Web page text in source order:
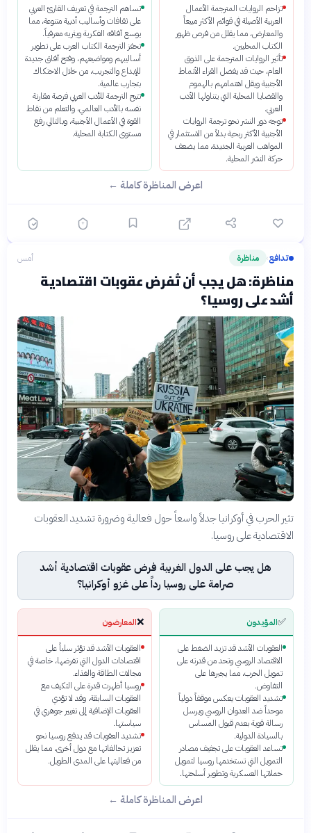
تزاحم الروايات المترجمة الأعمال
العربية الأصيلة في قوائم الأكثر مبيعاً
والمعارض، مما يقلل من فرص ظهور
الكتاب المحليين.
تأثير الروايات المترجمة على الذوق
العام، حيث قد يفضل القراء الأنماط
الأجنبية ويقل اهتمامهم بالهموم
والقضايا المحلية التي يتناولها الأدب
العربي.
توجه دور النشر نحو ترجمة الروايات
الأجنبية الأكثر ربحية بدلاً من الاستثمار في
المواهب العربية الجديدة، مما يضعف
حركة النشر المحلية.
تساهم الترجمة في تعريف القارئ العربي
على ثقافات وأساليب أدبية متنوعة، مما
يوسع آفاقه الفكرية ويثريه معرفياً.
تحفز الترجمة الكتاب العرب على تطوير
أساليبهم ومواضيعهم، وفتح آفاق جديدة
للإبداع والتجريب، من خلال الاحتكاك
بتجارب عالمية.
تتيح الترجمة للأدب العربي فرصة مقارنة
نفسه بالأدب العالمي، والتعلم من نقاط
القوة في الأعمال الأجنبية، وبالتالي رفع
مستوى الكتابة المحلية.
اعرض المناظرة كاملة ←
تدافع› مناظرة أمس
مناظرة: هل يجب أن تُفرض عقوبات اقتصادية
أشد على روسيا؟
تثير الحرب في أوكرانيا جدلاً واسعاً حول فعالية وضرورة تشديد العقوبات
الاقتصادية على روسيا.
هل يجب على الدول الغربية فرض عقوبات اقتصادية أشد
صرامة على روسيا رداً على غزو أوكرانيا؟
✅المؤيدون
العقوبات الأشد قد تزيد الضغط على
الاقتصاد الروسي وتحد من قدرته على
تمويل الحرب، مما يجبرها على
التفاوض.
تشديد العقوبات يعكس موقفاً دولياً
موحداً ضد العدوان الروسي ويرسل
رسالة قوية بعدم قبول المساس
بالسيادة الدولية.
تساعد العقوبات على تجفيف مصادر
التمويل التي تستخدمها روسيا لتمويل
حملاتها العسكرية وتطوير أسلحتها.
❌المعارضون
العقوبات الأشد قد تؤثر سلباً على
اقتصادات الدول التي تفرضها، خاصة في
مجالات الطاقة والغذاء.
روسيا أظهرت قدرة على التكيف مع
العقوبات السابقة، وقد لا تؤدي
العقوبات الإضافية إلى تغيير جوهري في
سياستها.
تشديد العقوبات قد يدفع روسيا نحو
تعزيز تحالفاتها مع دول أخرى، مما يقلل
من فعاليتها على المدى الطويل.
اعرض المناظرة كاملة ←